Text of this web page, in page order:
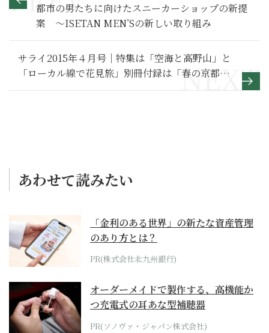
都市の男たちに向けたスニーカーショップの新提
案 〜ISETAN MEN’Sの新しい取り組み
サライ2015年４月号｜特集は「空海と高野山」と
「ローカル線で花見旅」別冊付録は「春の京都
桜の古社寺案内」です
あわせて読みたい
「金利のある世界」の新たな資産管理
のあり方とは？
PR(株式会社北九州銀行)
オーダーメイドで製作する、高機能か
つ充電式の耳あな型補聴器
PR(ソノヴァ・ジャパン株式会社)